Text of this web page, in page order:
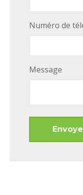
Numéro de
Message